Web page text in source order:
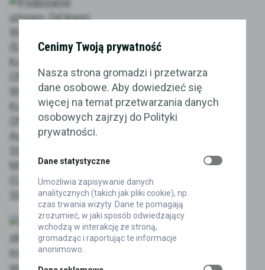
AKTUALNOŚCI
Przejęcie na rynku
elektromobilności. Koronea
kupuje Stacjeladowania.com
2026-08-06
AKTUALNOŚCI
Cenimy Twoją prywatność
Nasza strona gromadzi i przetwarza
dane osobowe. Aby dowiedzieć się
więcej na temat przetwarzania danych
osobowych zajrzyj do Polityki
prywatności.
Dane statystyczne
Umożliwia zapisywanie danych
analitycznych (takich jak pliki cookie), np.
czas trwania wizyty. Dane te pomagają
zrozumieć, w jaki sposób odwiedzający
wchodzą w interakcję ze stroną,
gromadząc i raportując te informacje
anonimowo.